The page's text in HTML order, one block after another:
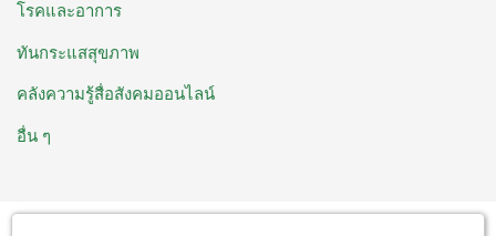
โรคและอาการ
ทันกระแสสุขภาพ
คลังความรู้สื่อสังคมออนไลน์
อื่น ๆ